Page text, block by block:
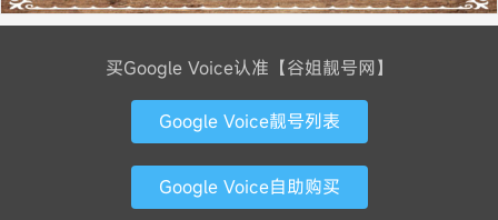
买Google Voice认准【谷姐靓号网】
Google Voice靓号列表
Google Voice自助购买